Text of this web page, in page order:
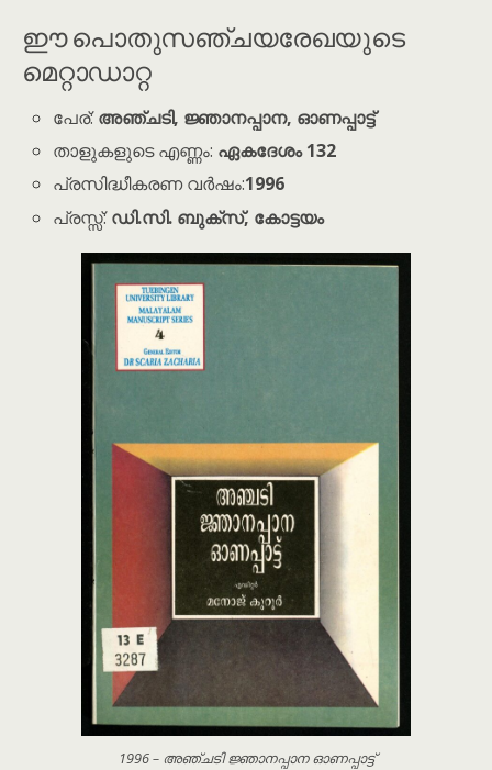
ഈ പൊതുസഞ്ചയരേഖയുടെ
മെറ്റാഡാറ്റ
പേര്:അഞ്ചടി, ജ്ഞാനപ്പാന, ഓണപ്പാട്ട്
താളുകളുടെ എണ്ണം: ഏകദേശം 132
പ്രസിദ്ധീകരണ വർഷം:1996
പ്രസ്സ്:ഡി.സി. ബുക്സ്, കോട്ടയം
1996 – അഞ്ചടി ജ്ഞാനപ്പാന ഓണപ്പാട്ട്